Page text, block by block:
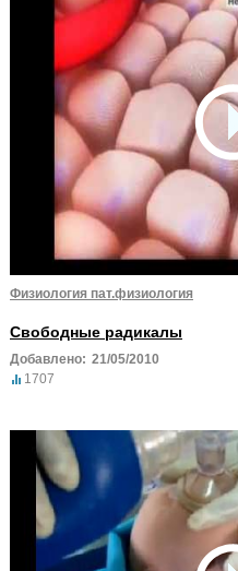
Физиология пат.физиология
Свободные радикалы
Добавлено: 21/05/2010
1707